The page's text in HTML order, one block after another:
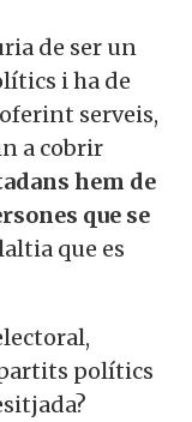
de ser un
i ha de
serveis,
a cobrir
hem de
que se
que es
polítics